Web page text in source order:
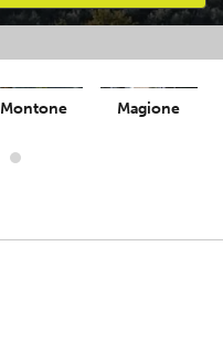
Montone Magione